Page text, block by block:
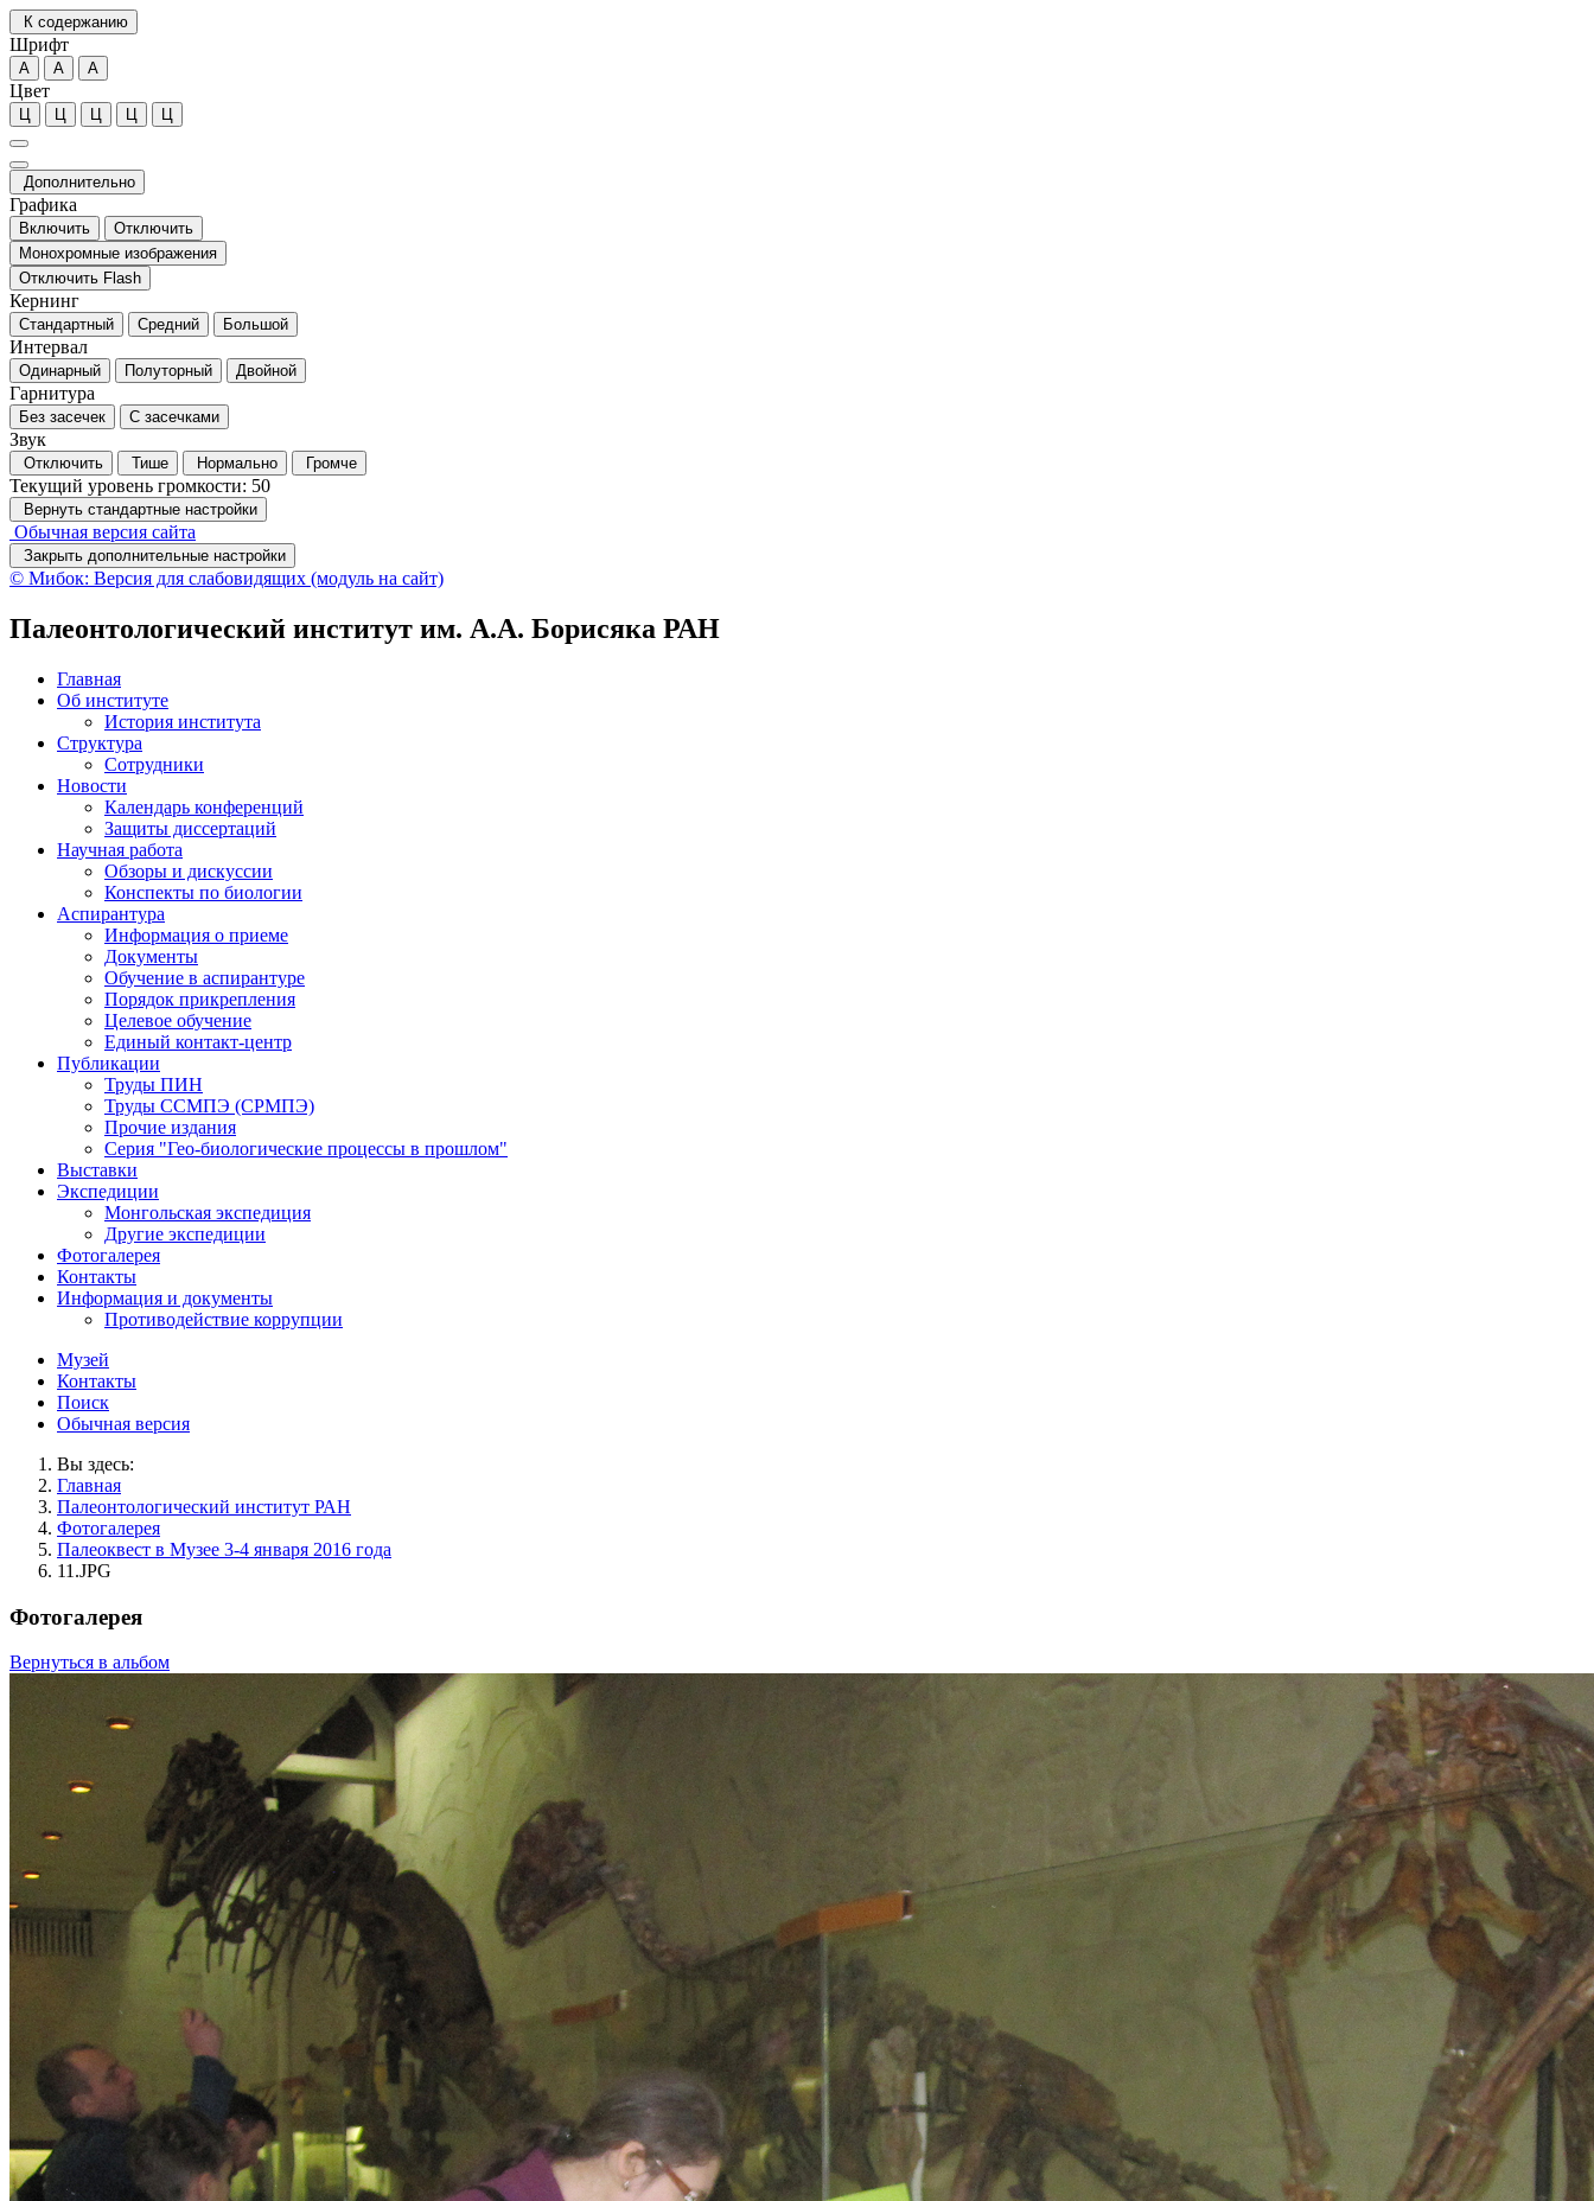
К содержанию
Шрифт
А А А
Цвет
Ц Ц Ц Ц Ц
Дополнительно
Графика
Включить
Отключить
Монохромные изображения
Отключить Flash
Кернинг
Стандартный Средний Большой
Интервал
Одинарный Полуторный Двойной
Гарнитура
Без засечек С засечками
Звук
Отключить Тише Нормально Громче
Текущий уровень громкости: 50
Вернуть стандартные настройки
Обычная версия сайта
Закрыть дополнительные настройки
© Мибок: Версия для слабовидящих (модуль на сайт)
Палеонтологический институт им. А.А. Борисяка РАН
Главная
Об институте
История института
Структура
Сотрудники
Новости
Календарь конференций
Защиты диссертаций
Научная работа
Обзоры и дискуссии
Конспекты по биологии
Аспирантура
Информация о приеме
Документы
Обучение в аспирантуре
Порядок прикрепления
Целевое обучение
Единый контакт-центр
Публикации
Труды ПИН
Труды ССМПЭ (СРМПЭ)
Прочие издания
Серия "Гео-биологические процессы в прошлом"
Выставки
Экспедиции
Монгольская экспедиция
Другие экспедиции
Фотогалерея
Контакты
Информация и документы
Противодействие коррупции
Музей
Контакты
Поиск
Обычная версия
Вы здесь:
Главная
Палеонтологический институт РАН
Фотогалерея
Палеоквест в Музее 3-4 января 2016 года
11.JPG
Фотогалерея
Вернуться в альбом